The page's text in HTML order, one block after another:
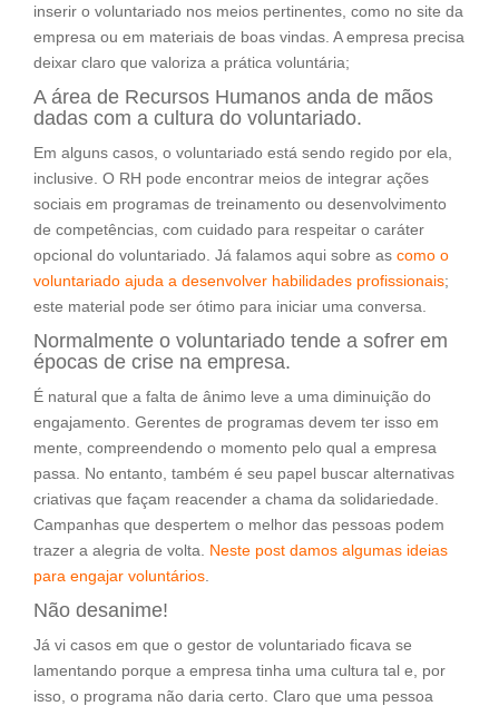
inserir o voluntariado nos meios pertinentes, como no site da
empresa ou em materiais de boas vindas. A empresa precisa
deixar claro que valoriza a prática voluntária;
A área de Recursos Humanos anda de mãos
dadas com a cultura do voluntariado.
Em alguns casos, o voluntariado está sendo regido por ela,
inclusive. O RH pode encontrar meios de integrar ações
sociais em programas de treinamento ou desenvolvimento
de competências, com cuidado para respeitar o caráter
opcional do voluntariado. Já falamos aqui sobre as como o
voluntariado ajuda a desenvolver habilidades profissionais;
este material pode ser ótimo para iniciar uma conversa.
Normalmente o voluntariado tende a sofrer em
épocas de crise na empresa.
É natural que a falta de ânimo leve a uma diminuição do
engajamento. Gerentes de programas devem ter isso em
mente, compreendendo o momento pelo qual a empresa
passa. No entanto, também é seu papel buscar alternativas
criativas que façam reacender a chama da solidariedade.
Campanhas que despertem o melhor das pessoas podem
trazer a alegria de volta. Neste post damos algumas ideias
para engajar voluntários
Não desanime!
Já vi casos em que o gestor de voluntariado ficava se
lamentando porque a empresa tinha uma cultura tal e, por
isso, o programa não daria certo. Claro que uma pessoa